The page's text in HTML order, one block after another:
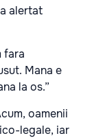
alertat
fara
Mana e
la os.”
oamenii
legale, iar